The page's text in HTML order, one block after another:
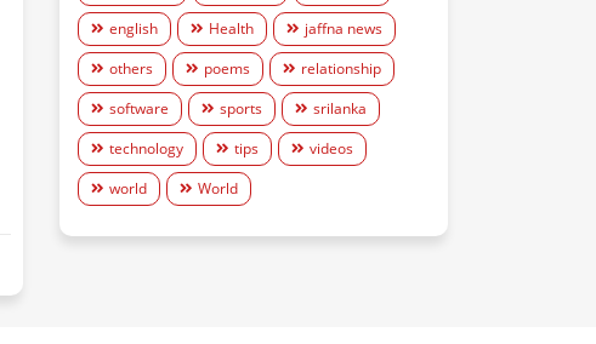
english
Health
jaffna news
others
poems
relationship
software
sports
srilanka
technology
tips
videos
world
World